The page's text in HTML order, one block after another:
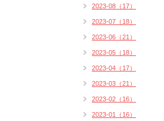
2023-08（17）
2023-07（18）
2023-06（21）
2023-05（18）
2023-04（17）
2023-03（21）
2023-02（16）
2023-01（16）